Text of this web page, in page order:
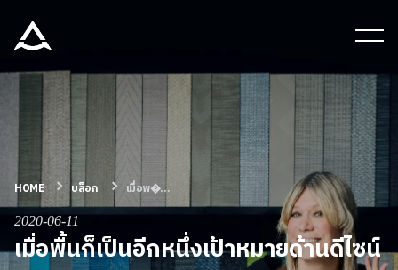
เครื่องมือและเอกสาร
บล็อก & ข่าวสาร
ผลิตภัณฑ์
เกี่ยวกับ ARITCO
HOME บล็อก เมื่อพ�...
2020-06-11
เมื่อพื้นก็เป็นอีกหนึ่งเป้าหมายด้านดีไซน์